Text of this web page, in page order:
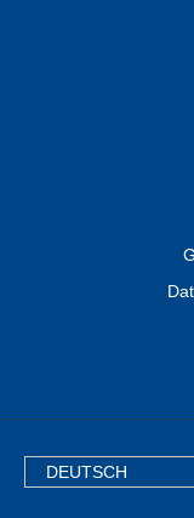
TEXT.LANGUAGE